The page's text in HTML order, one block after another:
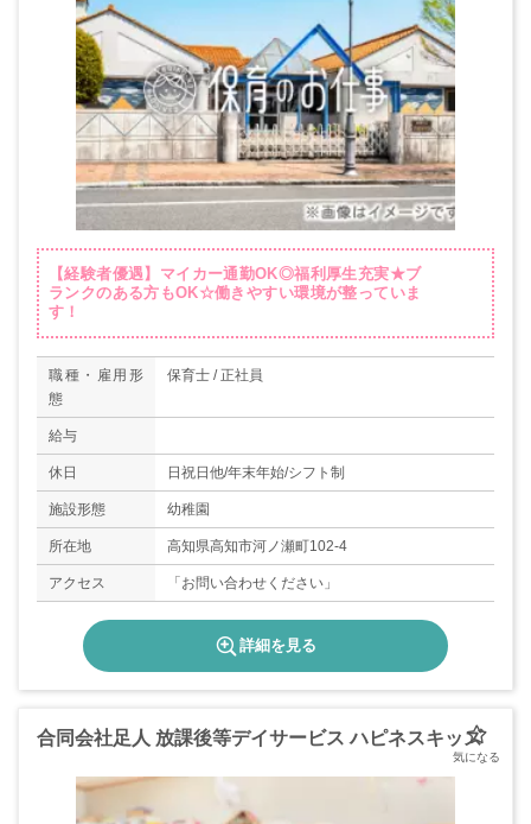
【経験者優遇】マイカー通勤OK◎福利厚生充実★ブ
ランクのある方もOK☆働きやすい環境が整っていま
す！
職種・雇用形
態
保育士 / 正社員
給与
休日 日祝日他/年末年始/シフト制
施設形態 幼稚園
所在地 高知県高知市河ノ瀬町102-4
アクセス 「お問い合わせください」
詳細を見る
合同会社足人 放課後等デイサービス ハピネスキッズ